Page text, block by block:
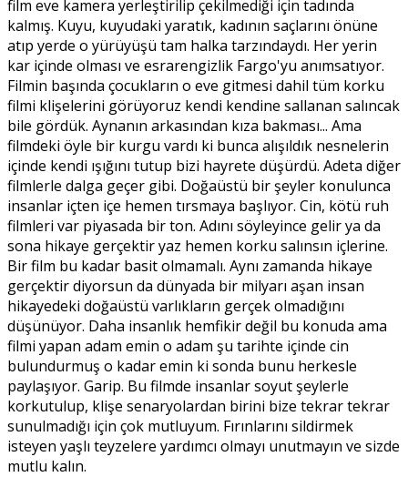
film eve kamera yerleştirilip çekilmediği için tadında
kalmış. Kuyu, kuyudaki yaratık, kadının saçlarını önüne
atıp yerde o yürüyüşü tam halka tarzındaydı. Her yerin
kar içinde olması ve esrarengizlik Fargo'yu anımsatıyor.
Filmin başında çocukların o eve gitmesi dahil tüm korku
filmi klişelerini görüyoruz kendi kendine sallanan salıncak
bile gördük. Aynanın arkasından kıza bakması... Ama
filmdeki öyle bir kurgu vardı ki bunca alışıldık nesnelerin
içinde kendi ışığını tutup bizi hayrete düşürdü. Adeta diğer
filmlerle dalga geçer gibi. Doğaüstü bir şeyler konulunca
insanlar içten içe hemen tırsmaya başlıyor. Cin, kötü ruh
filmleri var piyasada bir ton. Adını söyleyince gelir ya da
sona hikaye gerçektir yaz hemen korku salınsın içlerine.
Bir film bu kadar basit olmamalı. Aynı zamanda hikaye
gerçektir diyorsun da dünyada bir milyarı aşan insan
hikayedeki doğaüstü varlıkların gerçek olmadığını
düşünüyor. Daha insanlık hemfikir değil bu konuda ama
filmi yapan adam emin o adam şu tarihte içinde cin
bulundurmuş o kadar emin ki sonda bunu herkesle
paylaşıyor. Garip. Bu filmde insanlar soyut şeylerle
korkutulup, klişe senaryolardan birini bize tekrar tekrar
sunulmadığı için çok mutluyum. Fırınlarını sildirmek
isteyen yaşlı teyzelere yardımcı olmayı unutmayın ve sizde
mutlu kalın.